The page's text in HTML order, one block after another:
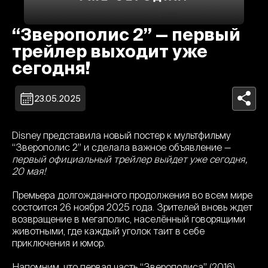
“Зверополис 2” — первый
трейлер выходит уже
сегодня!
23.05.2025
Disney представила новый постер к мультфильму
“Зверополис 2” и сделала важное объявление —
первый официальный трейлер выйдет уже сегодня,
20 мая!
Премьера долгожданного продолжения во всем мире
состоится 26 ноября 2025 года. Зрителей вновь ждет
возвращение в мегаполис, населённый говорящими
животными, где каждый уголок таит в себе
приключения и юмор.